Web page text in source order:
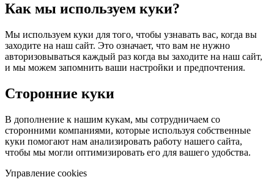
Как мы используем куки?
Мы используем куки для того, чтобы узнавать вас, когда вы
заходите на наш сайт. Это означает, что вам не нужно
авторизовываться каждый раз когда вы заходите на наш сайт,
и мы можем запомнить ваши настройки и предпочтения.
Сторонние куки
В дополнение к нашим кукам, мы сотрудничаем со
сторонними компаниями, которые используя собственные
куки помогают нам анализировать работу нашего сайта,
чтобы мы могли оптимизировать его для вашего удобства.
Управление cookies